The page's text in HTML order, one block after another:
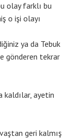
olay farklı bu
o işi olayı
ya da Tebuk
gönderen tekrar
kaldılar, ayetin
geri kalmış